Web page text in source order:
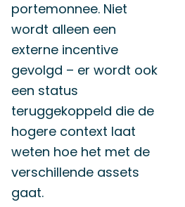
portemonnee. Niet
wordt alleen een
externe incentive
gevolgd – er wordt ook
een status
teruggekoppeld die de
hogere context laat
weten hoe het met de
verschillende assets
gaat.